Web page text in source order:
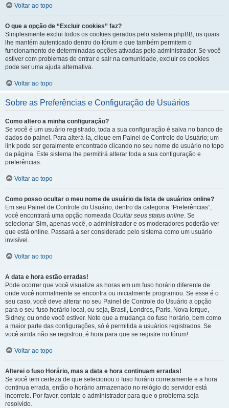
Voltar ao topo
O que a opção de “Excluir cookies” faz?
Simplesmente exclui todos os cookies gerados pelo sistema phpBB, os quais
lhe mantém autenticado dentro do fórum e que também permitem o
funcionamento de determinadas opções ativadas pelo administrador. Se você
estiver com problemas de entrar e sair na comunidade, excluir os cookies
pode ser uma ajuda alternativa.
Voltar ao topo
Sobre as Preferências e Configuração de Usuários
Como altero a minha configuração?
Se você é um usuário registrado, toda a sua configuração é salva no banco de
dados do painel. Para alterá-la, clique em Painel de Controle do Usuário; um
link pode ser geralmente encontrado clicando no seu nome de usuário no topo
da página. Este sistema lhe permitirá alterar toda a sua configuração e
preferências.
Voltar ao topo
Como posso ocultar o meu nome de usuário da lista de usuários online?
Em seu Painel de Controle do Usuário, dentro da categoria “Preferências”,
você encontrará uma opção nomeada Ocultar seus status online. Se
selecionar Sim, apenas você, o administrador e os moderadores poderão ver
que está online. Passará a ser considerado pelo sistema como um usuário
invisível.
Voltar ao topo
A data e hora estão erradas!
Pode ocorrer que você visualize as horas em um fuso horário diferente de
onde você normalmente se encontra ou inicialmente programou. Se esse é o
seu caso, você deve alterar no seu Painel de Controle do Usuário a opção
para o seu fuso horário local, ou seja, Brasil, Londres, Paris, Nova Iorque,
Sidney, ou onde você estiver. Note que a mudança do fuso horário, bem como
a maior parte das configurações, só é permitida a usuários registrados. Se
você ainda não se registrou, é hora para que se registre no fórum!
Voltar ao topo
Alterei o fuso Horário, mas a data e hora continuam erradas!
Se você tem certeza de que selecionou o fuso horário corretamente e a hora
continua errada, então o horário armazenado no relógio do servidor está
incorreto. Por favor, contate o administrador para que o problema seja
resolvido.